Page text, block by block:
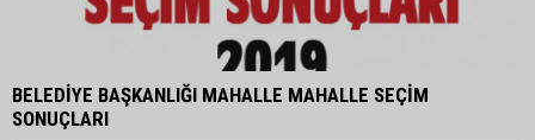
BELEDİYE BAŞKANLIĞI MAHALLE MAHALLE SEÇİM
SONUÇLARI